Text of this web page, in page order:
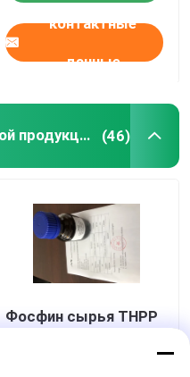
контактные
данные
Сырье фармацевтической продукции (46)
Фосфин сырья THPP